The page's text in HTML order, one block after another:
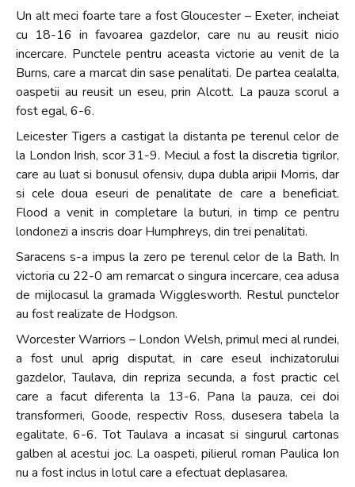
Un alt meci foarte tare a fost Gloucester – Exeter, incheiat
cu 18-16 in favoarea gazdelor, care nu au reusit nicio
incercare. Punctele pentru aceasta victorie au venit de la
Burns, care a marcat din sase penalitati. De partea cealalta,
oaspetii au reusit un eseu, prin Alcott. La pauza scorul a
fost egal, 6-6.
Leicester Tigers a castigat la distanta pe terenul celor de
la London Irish, scor 31-9. Meciul a fost la discretia tigrilor,
care au luat si bonusul ofensiv, dupa dubla aripii Morris, dar
si cele doua eseuri de penalitate de care a beneficiat.
Flood a venit in completare la buturi, in timp ce pentru
londonezi a inscris doar Humphreys, din trei penalitati.
Saracens s-a impus la zero pe terenul celor de la Bath. In
victoria cu 22-0 am remarcat o singura incercare, cea adusa
de mijlocasul la gramada Wigglesworth. Restul punctelor
au fost realizate de Hodgson.
Worcester Warriors – London Welsh, primul meci al rundei,
a fost unul aprig disputat, in care eseul inchizatorului
gazdelor, Taulava, din repriza secunda, a fost practic cel
care a facut diferenta la 13-6. Pana la pauza, cei doi
transformeri, Goode, respectiv Ross, dusesera tabela la
egalitate, 6-6. Tot Taulava a incasat si singurul cartonas
galben al acestui joc. La oaspeti, pilierul roman Paulica Ion
nu a fost inclus in lotul care a efectuat deplasarea.